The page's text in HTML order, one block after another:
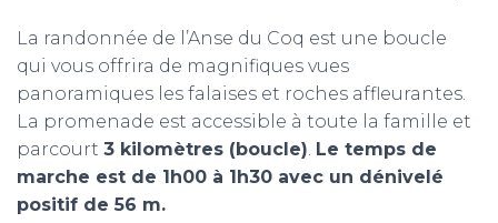
La randonnée de l’Anse du Coq est une boucle
qui vous offrira de magnifiques vues
panoramiques les falaises et roches affleurantes.
La promenade est accessible à toute la famille et
parcourt 3 kilomètres (boucle). Le temps de
marche est de 1h00 à 1h30 avec un dénivelé
positif de 56 m.